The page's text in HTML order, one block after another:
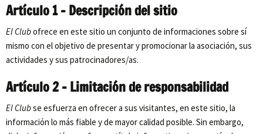
Artículo 1 – Descripción del sitio
El Clubofrece en este sitio un conjunto de informaciones sobre sí
mismo con el objetivo de presentar y promocionar la asociación, sus
actividades y sus patrocinadores/as.
Artículo 2 – Limitación de responsabilidad
El Clubse esfuerza en ofrecer a sus visitantes, en este sitio, la
información lo más fiable y de mayor calidad posible. Sin embargo,